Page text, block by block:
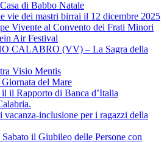
di Babbo Natale
vie dei mastri birrai il 12 dicembre 2025
Vivente al Convento dei Frati Minori
Air Festival
CALABRO (VV) – La Sagra della
Visio Mentis
del Mare
il Rapporto di Banca d’Italia
inclusione per i ragazzi della
il Giubileo delle Persone con